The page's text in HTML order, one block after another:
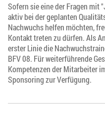
Sofern sie eine der Fragen mit
aktiv bei der geplanten
Nachwuchs helfen möchten,
Kontakt treten zu dürfen. Als
erster Linie die
BFV 08. Für weiterführende
Kompetenzen der Mitarbeiter
Sponsoring zur Verfügung.